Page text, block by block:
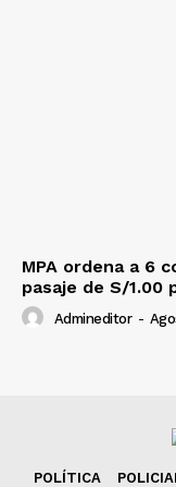
MPA ordena a 6
pasaje de S/1.00
Admineditor -
POLÍTICA